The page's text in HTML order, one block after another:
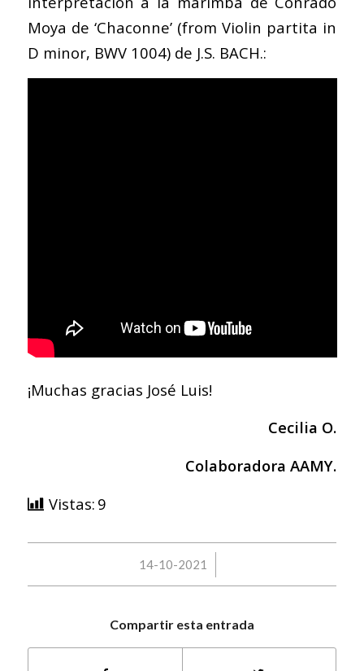
Moya de ‘Chaconne’ (from Violin partita in
D minor, BWV 1004) de J.S. BACH.:
¡Muchas gracias José Luis!
Cecilia O.
Colaboradora AAMY.
Vistas: 9
14-10-2021
/
Compartir esta entrada